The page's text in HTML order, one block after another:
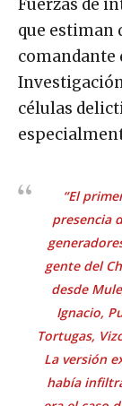
Fuerzas de
que estiman
comandante
células
“El
presencia
gente del
desde
Ignacio,
Tortugas,
La versión
había